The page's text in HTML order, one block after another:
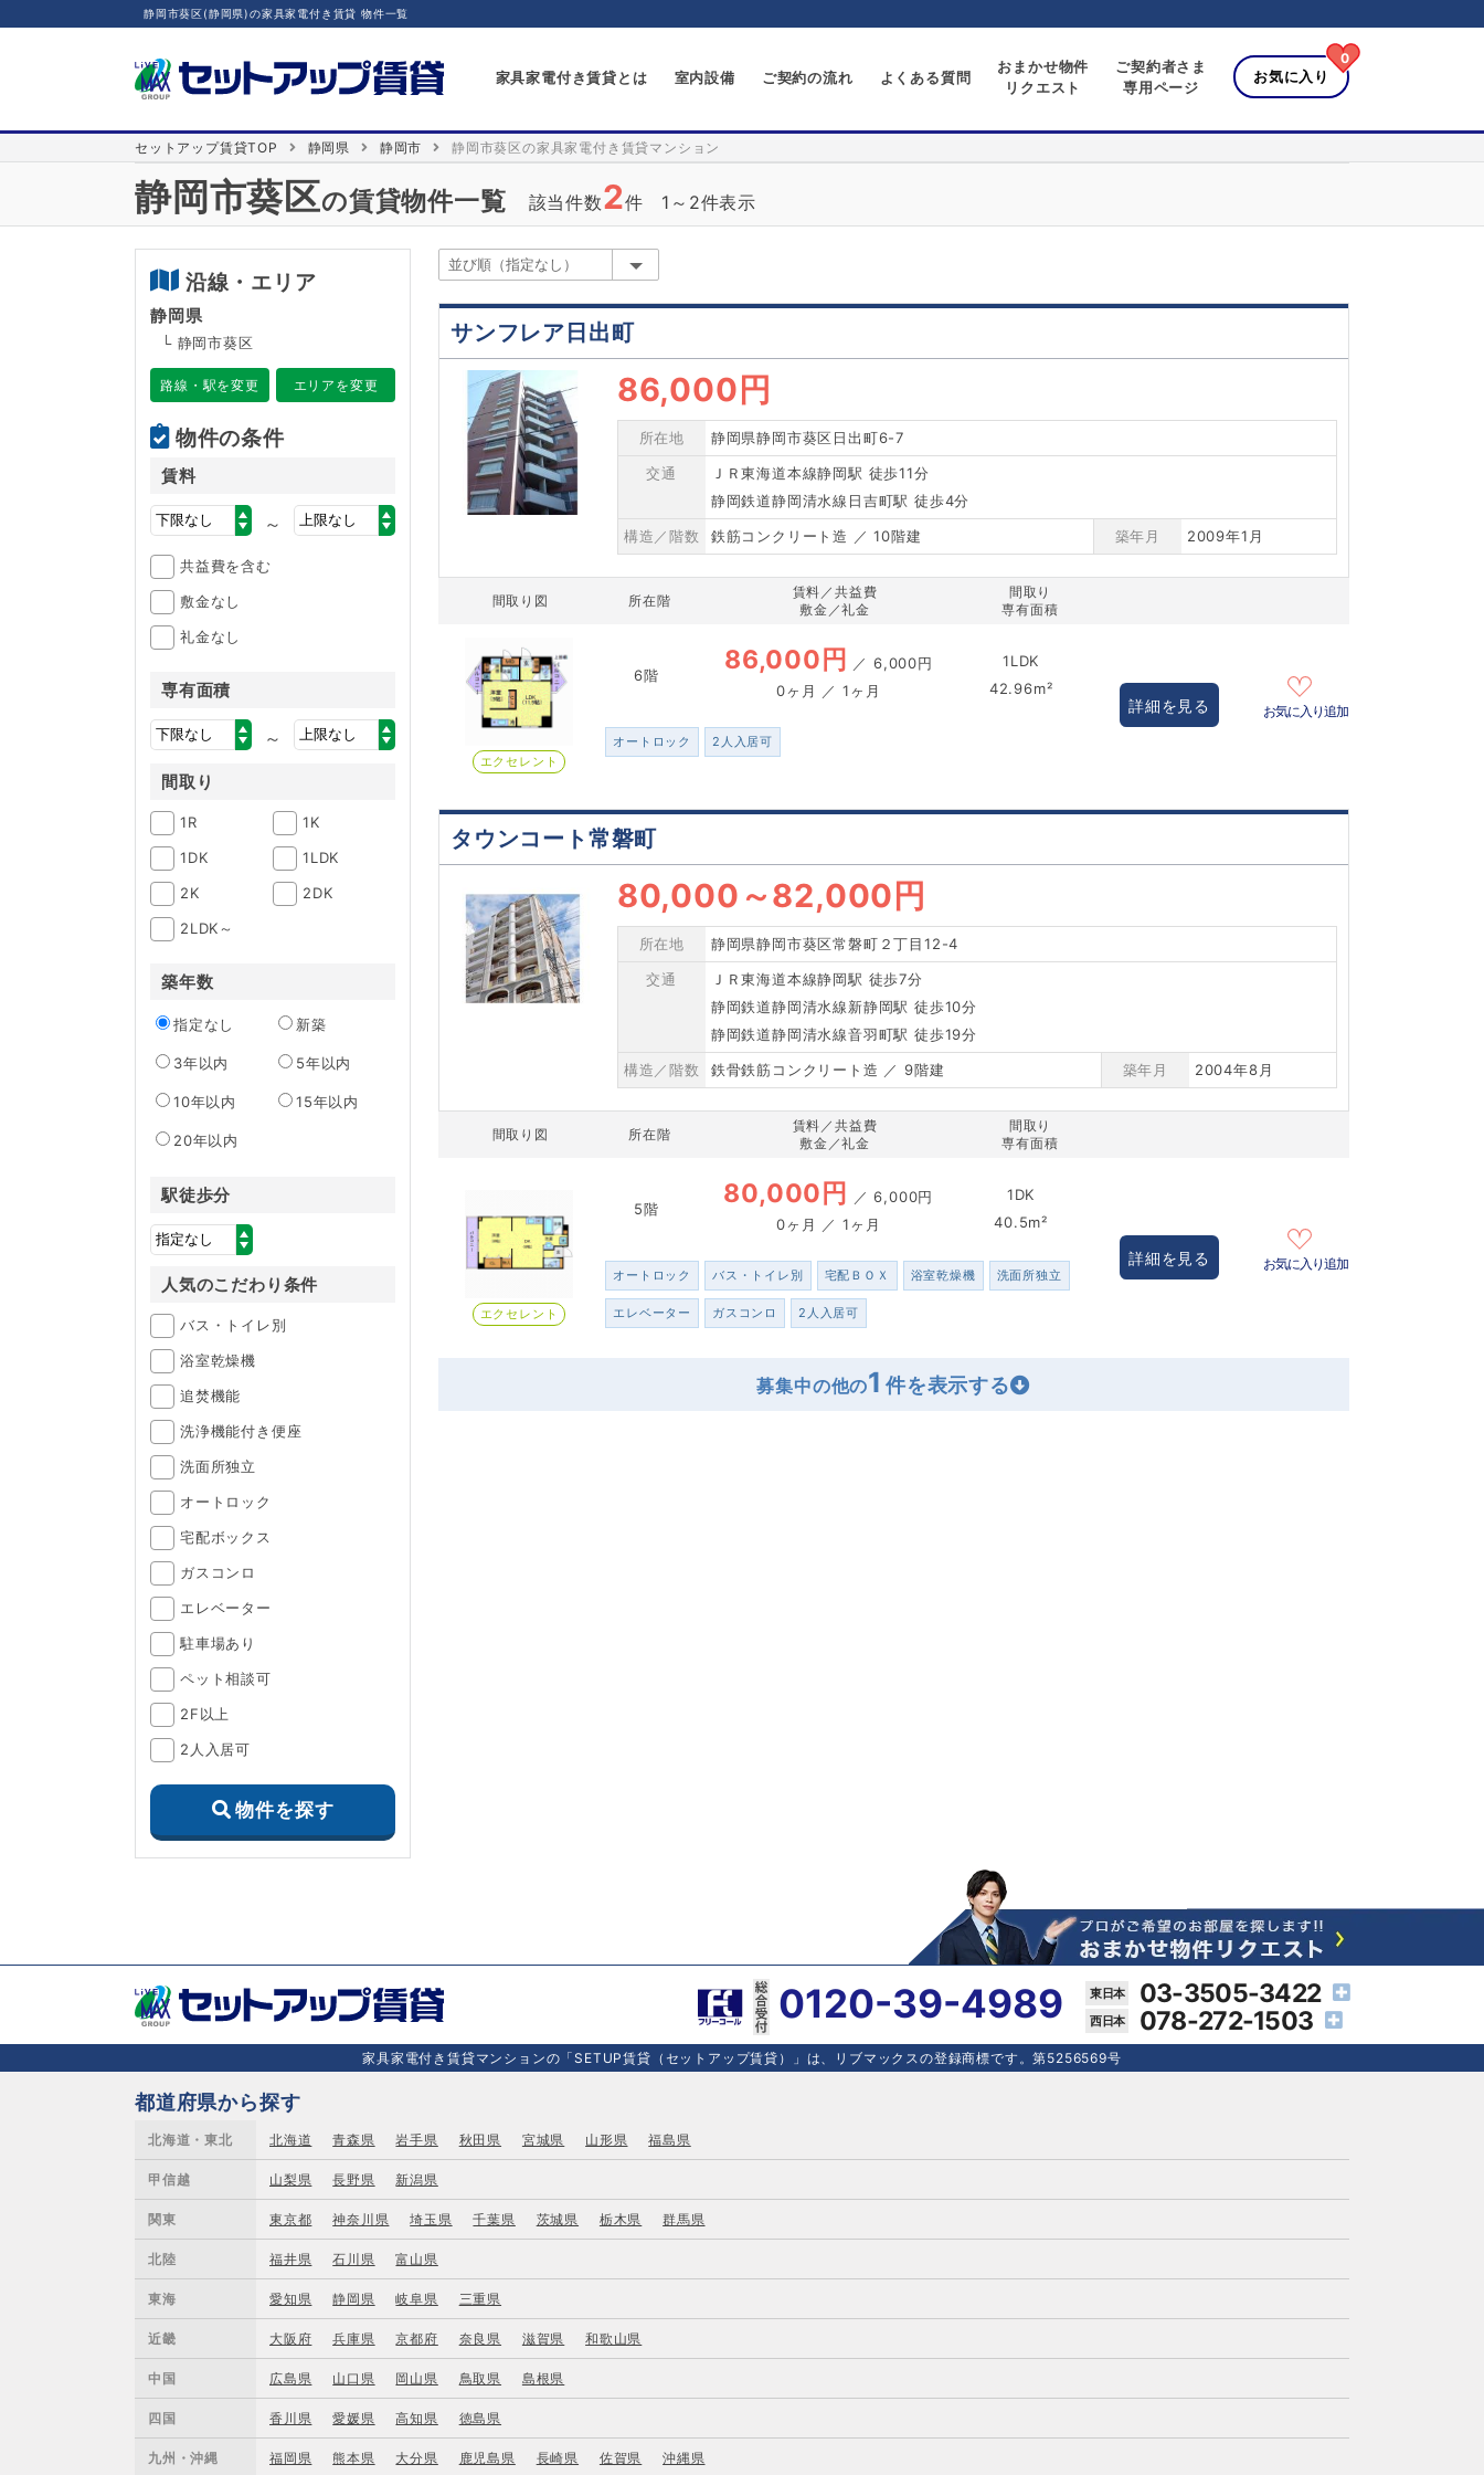
静岡市葵区(静岡県)の家具家電付き賃貸 物件一覧
家具家電付き賃貸とは 室内設備 ご契約の流れ よくある質問
おまかせ物件
リクエスト
ご契約者さま
専用ページ
お気に入り
0
セットアップ賃貸TOP 静岡県 静岡市 静岡市葵区の家具家電付き賃貸マンション
静岡市葵区の賃貸物件一覧 該当件数2件 1～2件表示
沿線・エリア
静岡県
└ 静岡市葵区
路線・駅を変更 エリアを変更
物件の条件
賃料
～
共益費を含む
敷金なし
礼金なし
専有面積
～
間取り
1R
1K
1DK
1LDK
2K
2DK
2LDK～
築年数
指定なし 新築
3年以内 5年以内
10年以内 15年以内
20年以内
駅徒歩分
人気のこだわり条件
バス・トイレ別
浴室乾燥機
追焚機能
洗浄機能付き便座
洗面所独立
オートロック
宅配ボックス
ガスコンロ
エレベーター
駐車場あり
ペット相談可
2F以上
2人入居可
物件を探す
サンフレア日出町
86,000円
所在地
静岡県静岡市葵区日出町6-7
交通
ＪＲ東海道本線静岡駅 徒歩11分
静岡鉄道静岡清水線日吉町駅 徒歩4分
構造／階数
鉄筋コンクリート造 ／ 10階建 築年月 2009年1月
間取り図 所在階
賃料／共益費
敷金／礼金
間取り
専有面積
エクセレント
6階 86,000円 ／ 6,000円
0ヶ月 ／ 1ヶ月
1LDK
42.96m²
オートロック 2人入居可
詳細を見る お気に入り追加
タウンコート常磐町
80,000 ～82,000円
所在地
静岡県静岡市葵区常磐町２丁目12-4
交通
ＪＲ東海道本線静岡駅 徒歩7分
静岡鉄道静岡清水線新静岡駅 徒歩10分
静岡鉄道静岡清水線音羽町駅 徒歩19分
構造／階数
鉄骨鉄筋コンクリート造 ／ 9階建 築年月 2004年8月
間取り図 所在階
賃料／共益費
敷金／礼金
間取り
専有面積
エクセレント
5階 80,000円 ／6,000円
0ヶ月 ／ 1ヶ月
1DK
40.5m²
オートロック バス・トイレ別 宅配ＢＯＸ 浴室乾燥機 洗面所独立
エレベーター ガスコンロ 2人入居可
詳細を見る お気に入り追加
募集中の他の1
0120-39-4989
03-3505-3422
078-272-1503
家具家電付き賃貸マンションの「SETUP賃貸（セットアップ賃貸）」は、リブマックスの登録商標です。第5256569号
都道府県から探す
北海道・東北 北海道 青森県 岩手県 秋田県 宮城県 山形県 福島県
甲信越 山梨県 長野県 新潟県
関東 東京都 神奈川県 埼玉県 千葉県 茨城県 栃木県 群馬県
北陸 福井県 石川県 富山県
東海 愛知県 静岡県 岐阜県 三重県
近畿 大阪府 兵庫県 京都府 奈良県 滋賀県 和歌山県
中国 広島県 山口県 岡山県 鳥取県 島根県
四国 香川県 愛媛県 高知県 徳島県
九州・沖縄 福岡県 熊本県 大分県 鹿児島県 長崎県 佐賀県 沖縄県